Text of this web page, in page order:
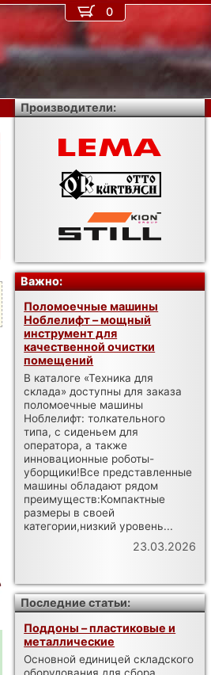
0
Производители:
Важно:
Поломоечные машины
Ноблелифт – мощный
инструмент для
качественной очистки
помещений
В каталоге «Техника для
склада» доступны для заказа
поломоечные машины
Ноблелифт: толкательного
типа, с сиденьем для
оператора, а также
инновационные роботы-
уборщики!Все представленные
машины обладают рядом
преимуществ:Компактные
размеры в своей
категории,низкий уровень...
23.03.2026
Последние статьи:
Поддоны – пластиковые и
металлические
Основной единицей складского
оборудования для сбора,